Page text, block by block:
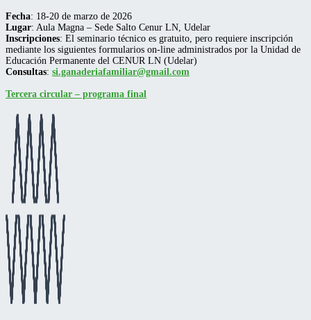
Fecha: 18-20 de marzo de 2026
Lugar: Aula Magna – Sede Salto Cenur LN, Udelar
Inscripciones: El seminario técnico es gratuito, pero requiere inscripción
mediante los siguientes formularios on-line administrados por la Unidad de
Educación Permanente del CENUR LN (Udelar)
Consultas: si.ganaderiafamiliar@gmail.com
Tercera circular – programa final